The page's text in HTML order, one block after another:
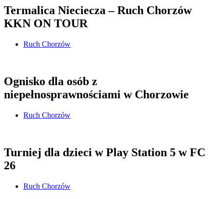
Termalica Nieciecza – Ruch Chorzów
KKN ON TOUR
Ruch Chorzów
Ognisko dla osób z
niepełnosprawnościami w Chorzowie
Ruch Chorzów
Turniej dla dzieci w Play Station 5 w FC
26
Ruch Chorzów